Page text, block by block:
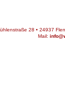
28 • 24937
Mail: